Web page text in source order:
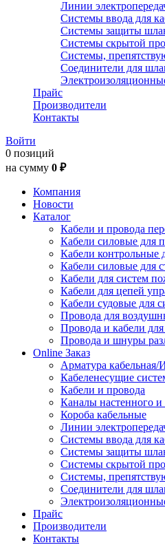
Линии
Системы ввода для
Системы защиты
Системы скрытой
Системы,
Соединители для
Прайс
Производители
Контакты
Войти
0 позиций
на сумму 0 ₽
Компания
Новости
Каталог
Кабели и провода
Кабели силовые для
Кабели контрольные
Кабели силовые для
Кабели для систем
Кабели для цепей
Кабели судовые для
Провода для
Провода и кабели
Провода и шнуры
Online Заказ
Арматура
Кабеленесущие
Кабели и провода
Каналы настенного
Короба кабельные
Линии
Системы ввода для
Системы защиты
Системы скрытой
Системы,
Соединители для
Прайс
Производители
Контакты